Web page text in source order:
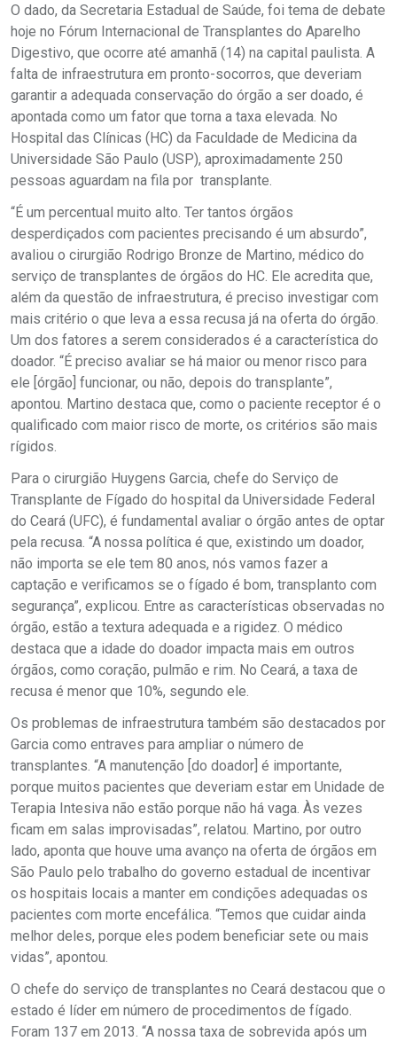
O dado, da Secretaria Estadual de Saúde, foi tema de debate
hoje no Fórum Internacional de Transplantes do Aparelho
Digestivo, que ocorre até amanhã (14) na capital paulista. A
falta de infraestrutura em pronto-socorros, que deveriam
garantir a adequada conservação do órgão a ser doado, é
apontada como um fator que torna a taxa elevada. No
Hospital das Clínicas (HC) da Faculdade de Medicina da
Universidade São Paulo (USP), aproximadamente 250
pessoas aguardam na fila por transplante.
“É um percentual muito alto. Ter tantos órgãos
desperdiçados com pacientes precisando é um absurdo”,
avaliou o cirurgião Rodrigo Bronze de Martino, médico do
serviço de transplantes de órgãos do HC. Ele acredita que,
além da questão de infraestrutura, é preciso investigar com
mais critério o que leva a essa recusa já na oferta do órgão.
Um dos fatores a serem considerados é a característica do
doador. “É preciso avaliar se há maior ou menor risco para
ele [órgão] funcionar, ou não, depois do transplante”,
apontou. Martino destaca que, como o paciente receptor é o
qualificado com maior risco de morte, os critérios são mais
rígidos.
Para o cirurgião Huygens Garcia, chefe do Serviço de
Transplante de Fígado do hospital da Universidade Federal
do Ceará (UFC), é fundamental avaliar o órgão antes de optar
pela recusa. “A nossa política é que, existindo um doador,
não importa se ele tem 80 anos, nós vamos fazer a
captação e verificamos se o fígado é bom, transplanto com
segurança”, explicou. Entre as características observadas no
órgão, estão a textura adequada e a rigidez. O médico
destaca que a idade do doador impacta mais em outros
órgãos, como coração, pulmão e rim. No Ceará, a taxa de
recusa é menor que 10%, segundo ele.
Os problemas de infraestrutura também são destacados por
Garcia como entraves para ampliar o número de
transplantes. “A manutenção [do doador] é importante,
porque muitos pacientes que deveriam estar em Unidade de
Terapia Intesiva não estão porque não há vaga. Às vezes
ficam em salas improvisadas”, relatou. Martino, por outro
lado, aponta que houve uma avanço na oferta de órgãos em
São Paulo pelo trabalho do governo estadual de incentivar
os hospitais locais a manter em condições adequadas os
pacientes com morte encefálica. “Temos que cuidar ainda
melhor deles, porque eles podem beneficiar sete ou mais
vidas”, apontou.
O chefe do serviço de transplantes no Ceará destacou que o
estado é líder em número de procedimentos de fígado.
Foram 137 em 2013. “A nossa taxa de sobrevida após um